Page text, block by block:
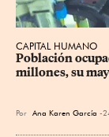
CAPITAL HUMANO
Población
millones, su
Por Ana Karen García